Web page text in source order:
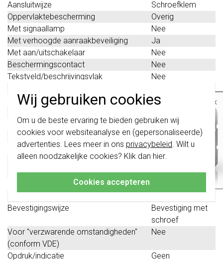
Wij gebruiken cookies
Om u de beste ervaring te bieden gebruiken wij
cookies voor websiteanalyse en (gepersonaliseerde)
advertenties. Lees meer in ons privacybeleid . Wilt u
alleen noodzakelijke cookies? Klik dan hier
Cookies accepteren
Aansluitwijze
Schroefklem
Oppervlaktebescherming
Overig
Met signaallamp
Nee
Met verhoogde aanraakbeveiliging
Ja
Met aan/uitschakelaar
Nee
Beschermingscontact
Nee
Tekstveld/beschrijvingsvlak
Nee
Kwaliteitsklasse
Thermoplast
Stekkerstand gedraaid
Nee
Overspanningsbeveiliging
Nee
Foutstroombeveiliging
Nee
Speciale voeding
Geen speciale
voeding
Geïsoleerde montage
Bevestigingswijze
Bevestiging met
schroef
Voor "verzwarende omstandigheden"
(conform VDE)
Nee
Opdruk/indicatie
Geen
×
schakelwippen zijn vernieuwd. Ze zijn
niette combineren met de schakelaars
van vóór augustus 2024.
Klik hiervoor meer informatie, zodat je